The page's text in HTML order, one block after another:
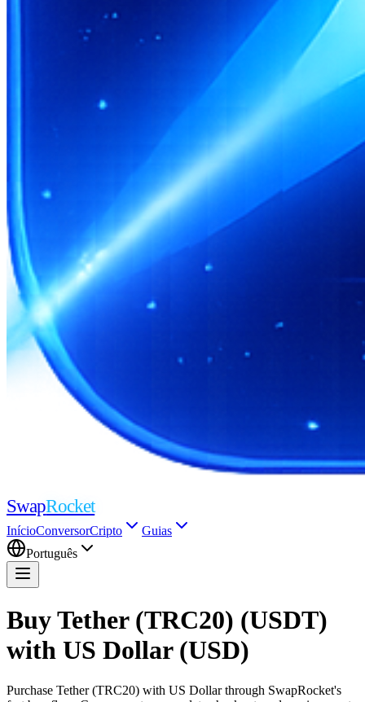
SwapRocket
InícioConversorCripto
Guias
Português
Buy Tether (TRC20) (USDT)
with US Dollar (USD)
Purchase Tether (TRC20) with US Dollar through SwapRocket's